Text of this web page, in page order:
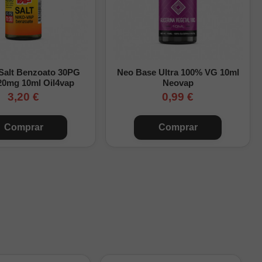
losnicokits
y deja que la menta y
Benzoato 30PG
10ml Oil4vap
3,20 €
Comprar
Neo Base Ultra 100% VG 10ml
Neovap
0,99 €
Comprar